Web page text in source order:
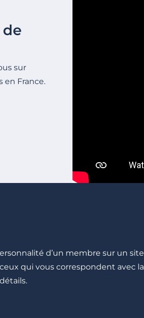
sur
en France.
d’un membre sur un site
qui vous correspondent avec la